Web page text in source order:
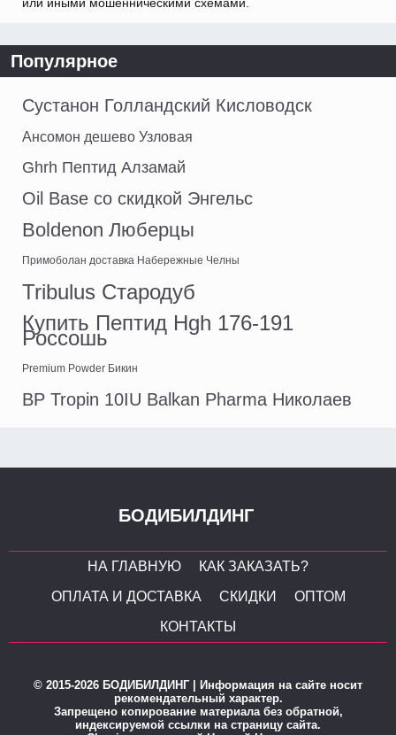
Популярное
Сустанон Голландский Кисловодск
Ансомон дешево Узловая
Ghrh Пептид Алзамай
Oil Base со скидкой Энгельс
Boldenon Люберцы
Примоболан доставка Набережные Челны
Tribulus Стародуб
Купить Пептид Hgh 176-191
Россошь
Premium Powder Бикин
BP Tropin 10IU Balkan Pharma Николаев
БОДИБИЛДИНГ
НА ГЛАВНУЮ
КАК ЗАКАЗАТЬ?
ОПЛАТА И ДОСТАВКА
СКИДКИ
ОПТОМ
КОНТАКТЫ
© 2015-2026 БОДИБИЛДИНГ | Информация на сайте носит
рекомендательный характер.
Запрещено копирование материала без обратной,
индексируемой ссылки на страницу сайта.